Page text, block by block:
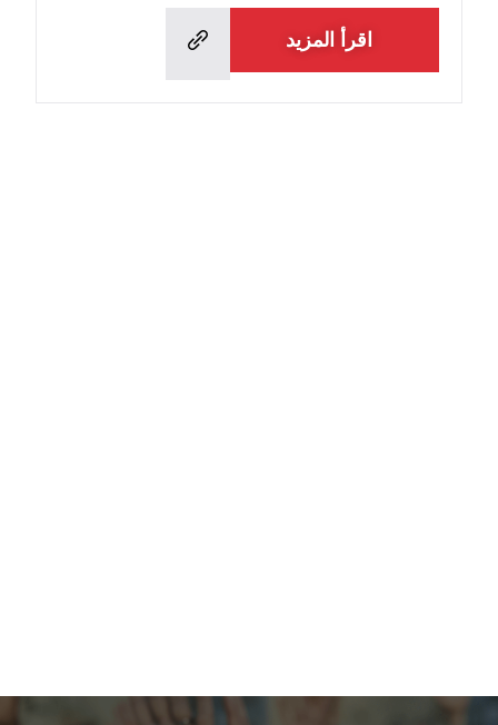
اقرأ المزيد